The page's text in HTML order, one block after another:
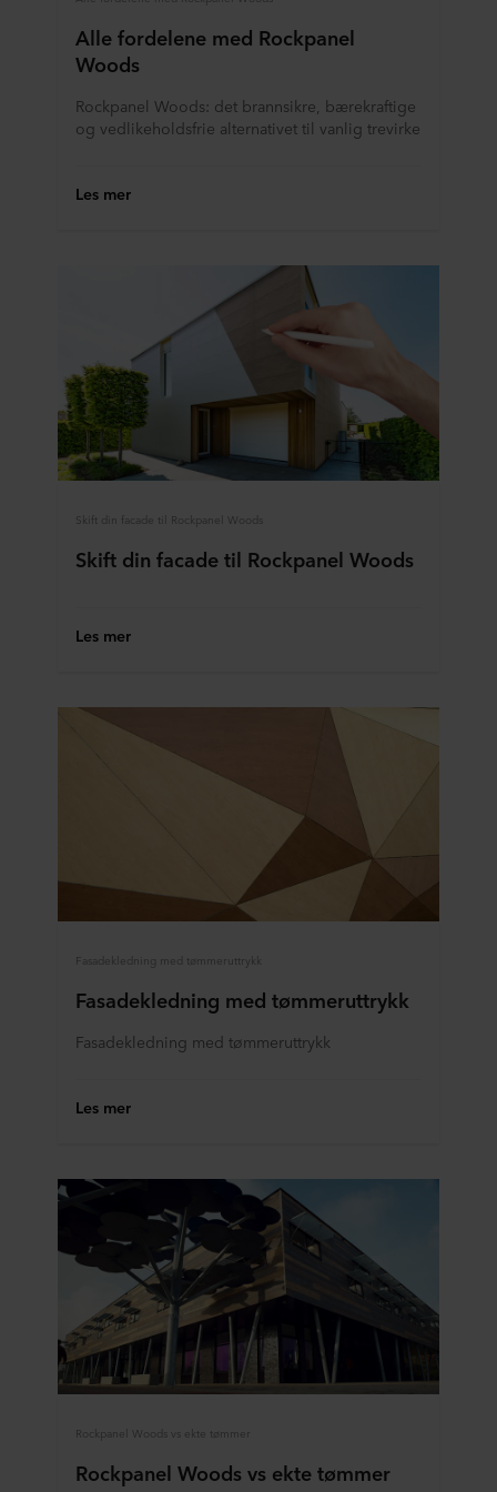
Alle fordelene med Rockpanel
Woods
Rockpanel Woods: det brannsikre, bærekraftige
og vedlikeholdsfrie alternativet til vanlig trevirke
Les mer
Skift din facade til Rockpanel Woods
Skift din facade til Rockpanel Woods
Les mer
Fasadekledning med tømmeruttrykk
Fasadekledning med tømmeruttrykk
Fasadekledning med tømmeruttrykk
Les mer
Rockpanel Woods vs ekte tømmer
Rockpanel Woods vs ekte tømmer